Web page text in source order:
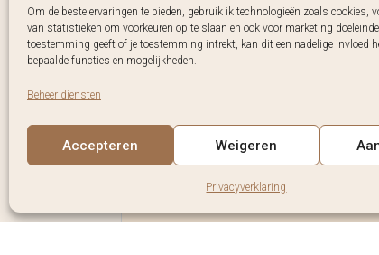
Om de beste ervaringen te bieden, gebruik ik technologieën zoals cookies,
van statistieken om voorkeuren op te slaan en ook voor marketing
toestemming geeft of je toestemming intrekt, kan dit een nadelige invloed
bepaalde functies en mogelijkheden.
Beheer diensten
Accepteren Weigeren
Privacyverklaring
Hoelang duurt een
Wat zijn de kosten?